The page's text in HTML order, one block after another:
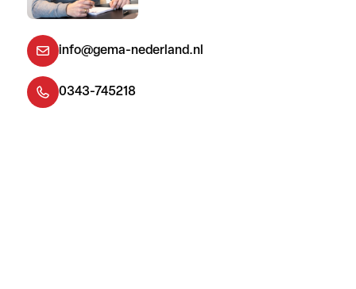
info@gema-nederland.nl
0343-745218